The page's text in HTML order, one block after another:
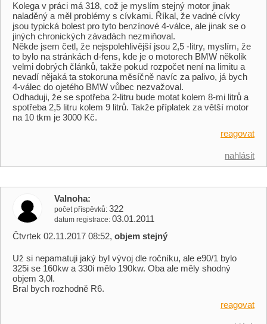
Kolega v práci má 318, což je myslím stejný motor jinak
naladěný a měl problémy s cívkami. Říkal, že vadné cívky
jsou typická bolest pro tyto benzínové 4-válce, ale jinak se o
jiných chronických závadách nezmiňoval.
Někde jsem četl, že nejspolehlivější jsou 2,5 -litry, myslím, že
to bylo na stránkách d-fens, kde je o motorech BMW několik
velmi dobrých článků, takže pokud rozpočet není na limitu a
nevadí nějaká ta stokoruna měsíčně navíc za palivo, já bych
4-válec do ojetého BMW vůbec nezvažoval.
Odhaduji, že se spotřeba 2-litru bude motat kolem 8-mi litrů a
spotřeba 2,5 litru kolem 9 litrů. Takže příplatek za větší motor
na 10 tkm je 3000 Kč.
reagovat
nahlásit
Valnoha
počet příspěvků 322
datum registrace 03.01.2011
Čtvrtek 02.11.2017 08:52, objem stejný
Už si nepamatuji jaký byl vývoj dle ročníku, ale e90/1 bylo
325i se 160kw a 330i mělo 190kw. Oba ale měly shodný
objem 3,0l.
Bral bych rozhodně R6.
reagovat